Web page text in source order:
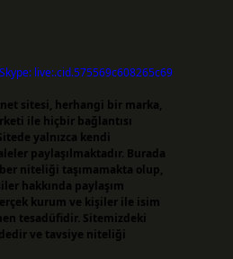
Skype: live:.cid.575569c608265c69
sitesi, herhangi bir marka,
ile hiçbir bağlantısı
yalnızca kendi
paylaşılmaktadır. Burada
niteliği taşımamakta olup,
hakkında paylaşım
kurum ve kişiler ile isim
tesadüfidir. Sitemizdeki
ve tavsiye niteliği